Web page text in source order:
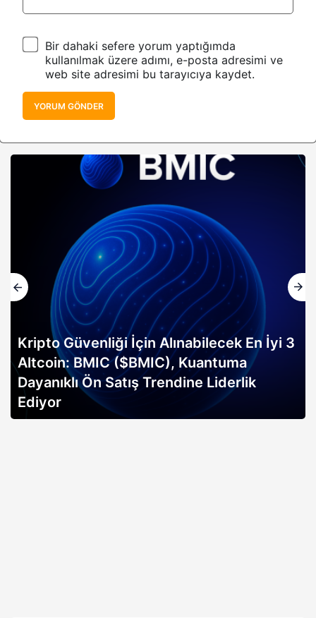
Bir dahaki sefere yorum yaptığımda
kullanılmak üzere adımı, e-posta adresimi ve
web site adresimi bu tarayıcıya kaydet.
YORUM GÖNDER
Kripto Güvenliği İçin Alınabilecek En İyi 3
Altcoin: BMIC ($BMIC), Kuantuma
Dayanıklı Ön Satış Trendine Liderlik
Ediyor